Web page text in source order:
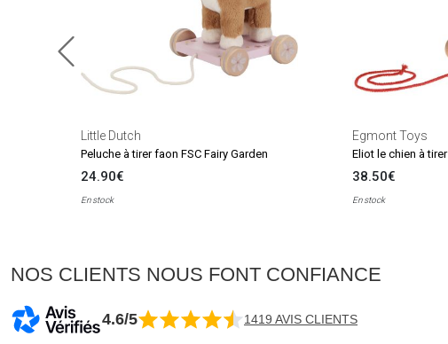
Little Dutch
Peluche à tirer faon FSC Fairy Garden
24.90€
En stock
Egmont Toys
Eliot le chien à tirer
38.50€
En stock
NOS CLIENTS NOUS FONT CONFIANCE
4.6/5 1419 AVIS CLIENTS